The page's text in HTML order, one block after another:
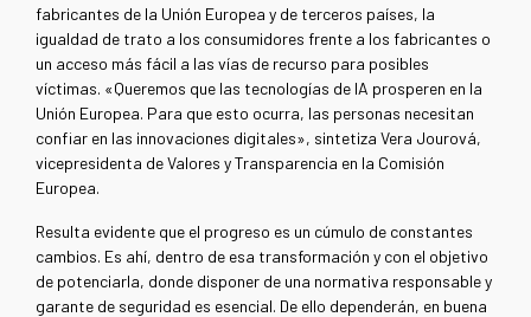
fabricantes de la Unión Europea y de terceros países, la
igualdad de trato a los consumidores frente a los fabricantes o
un acceso más fácil a las vías de recurso para posibles
víctimas. «Queremos que las tecnologías de IA prosperen en la
Unión Europea. Para que esto ocurra, las personas necesitan
confiar en las innovaciones digitales», sintetiza Vera Jourová,
vicepresidenta de Valores y Transparencia en la Comisión
Europea.
Resulta evidente que el progreso es un cúmulo de constantes
cambios. Es ahí, dentro de esa transformación y con el objetivo
de potenciarla, donde disponer de una normativa responsable y
garante de seguridad es esencial. De ello dependerán, en buena